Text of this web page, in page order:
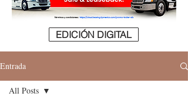
EDICIÓN DIGITAL
Entrada
All Posts